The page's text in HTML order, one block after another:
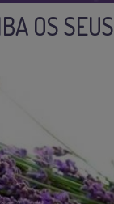
OS SEUS